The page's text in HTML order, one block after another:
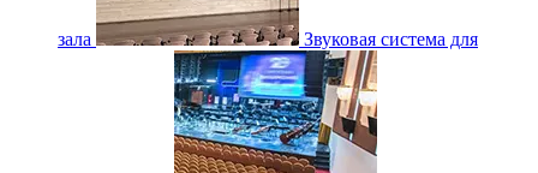
зала Звуковая система для